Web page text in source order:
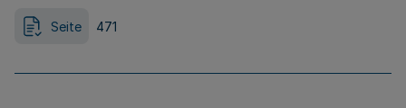
Seite 471